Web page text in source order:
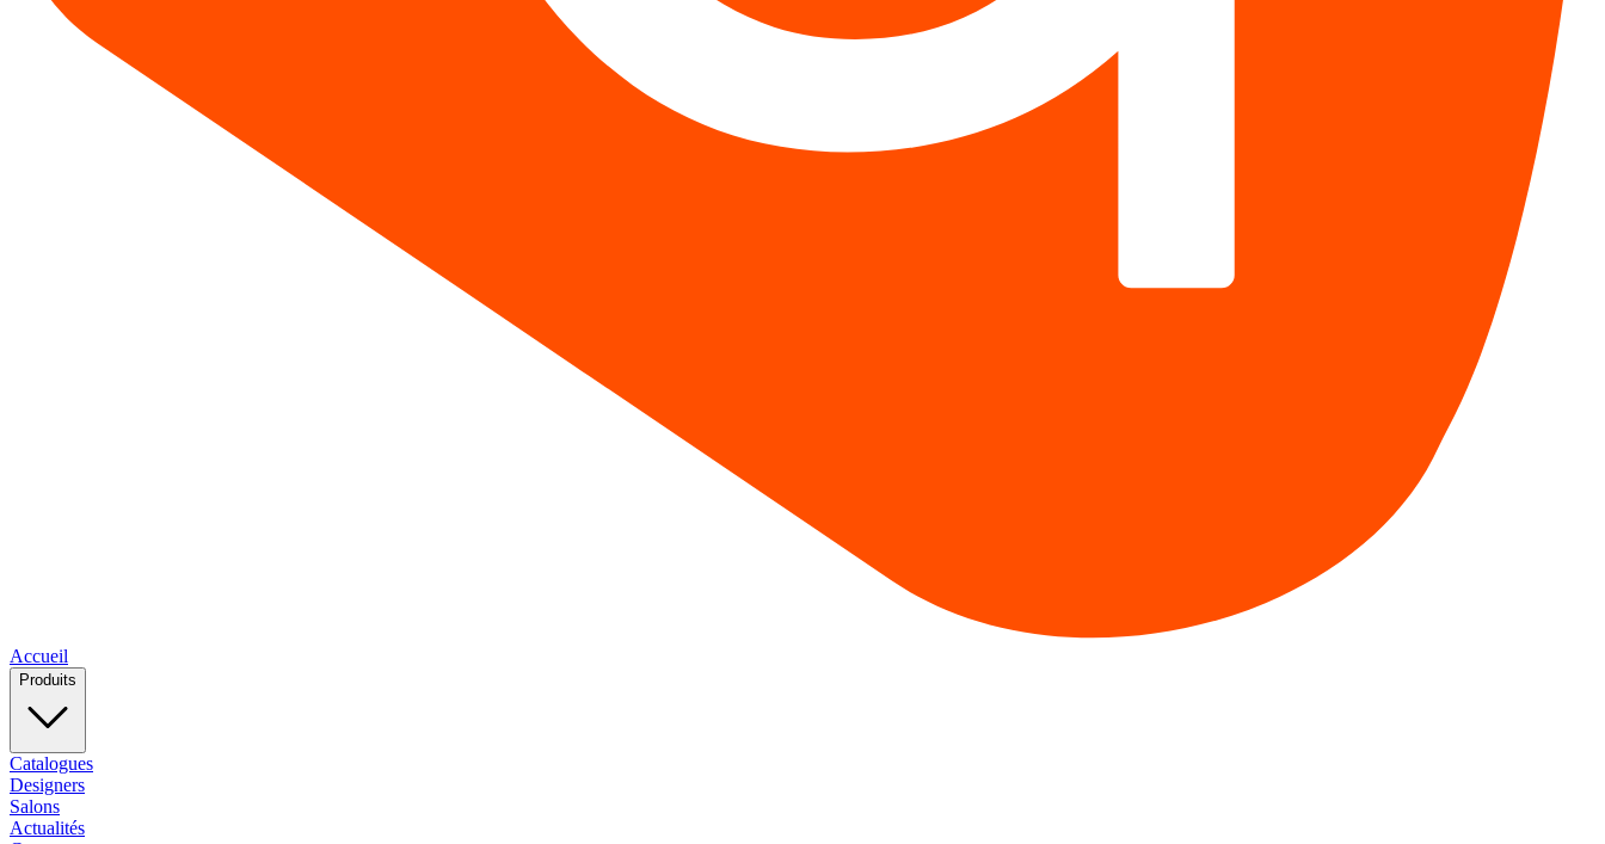
Accueil
Produits
Catalogues
Designers
Salons
Actualités